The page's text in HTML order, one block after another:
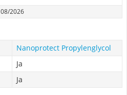
08/2026
Nanoprotect Propylenglycol
Ja
Ja